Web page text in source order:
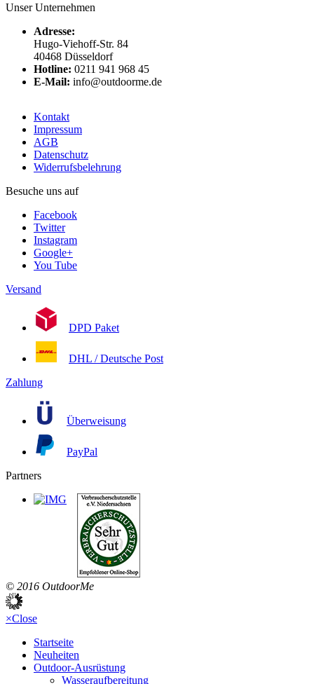
Unser Unternehmen
Adresse:
Hugo-Viehoff-Str. 84
40468 Düsseldorf
Hotline: 0211 941 968 45
E-Mail: info@outdoorme.de
Kontakt
Impressum
AGB
Datenschutz
Widerrufsbelehrung
Besuche uns auf
Facebook
Twitter
Instagram
Google+
You Tube
Versand
DPD Paket
DHL / Deutsche Post
Zahlung
Überweisung
PayPal
Partners
© 2016 OutdoorMe
×Close
Startseite
Neuheiten
Outdoor-Ausrüstung
Wasseraufbereitung